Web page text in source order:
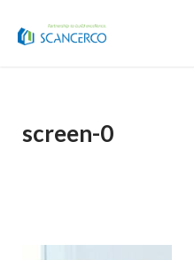
screen-0